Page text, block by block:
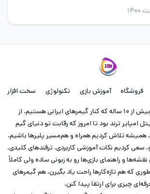
فروشگاه آموزش بازی تکنولوژی سخت افزار
ما در ایران موجو، بیش از ۱۰ ساله که کنار گیمرهای ایرانی هستیم. از
امپایر ترند بود تا امروز که رقابت تو دنیای گیم
تلاش کردیم همراه و هم‌مسیر پلیرها باشیم.
سعی کردیم نکات آموزشی کاربردی، ترفندهای کلیدی،
و راهنمای بازی‌ها رو به زبونی ساده ولی کاملاً
که هم تازه‌کارها راحت یاد بگیرن، هم گیمرهای
چیزی برای ارتقا پیدا کنن.